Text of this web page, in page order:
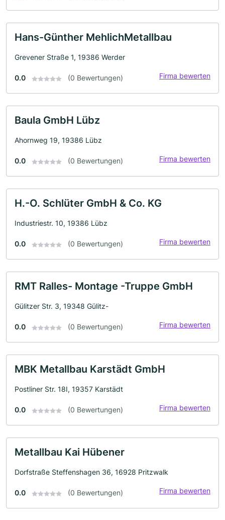
Hans-Günther MehlichMetallbau
Grevener Straße 1, 19386 Werder
0.0 (0 Bewertungen) Firma bewerten
Baula GmbH Lübz
Ahornweg 19, 19386 Lübz
0.0 (0 Bewertungen) Firma bewerten
H.-O. Schlüter GmbH & Co. KG
Industriestr. 10, 19386 Lübz
0.0 (0 Bewertungen) Firma bewerten
RMT Ralles- Montage -Truppe GmbH
Gülitzer Str. 3, 19348 Gülitz-
0.0 (0 Bewertungen) Firma bewerten
MBK Metallbau Karstädt GmbH
Postliner Str. 18I, 19357 Karstädt
0.0 (0 Bewertungen) Firma bewerten
Metallbau Kai Hübener
Dorfstraße Steffenshagen 36, 16928 Pritzwalk
0.0 (0 Bewertungen) Firma bewerten